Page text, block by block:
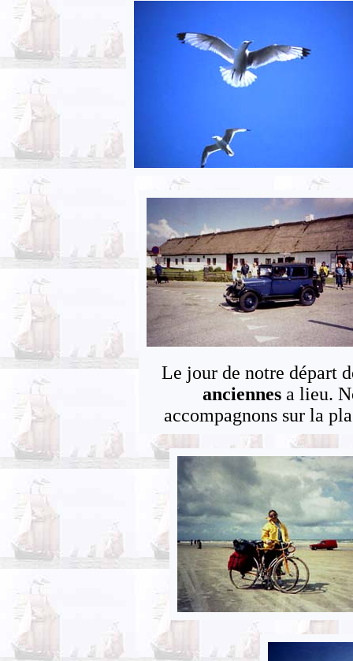
Le jour de notre départ
anciennes a lieu.
accompagnons sur la